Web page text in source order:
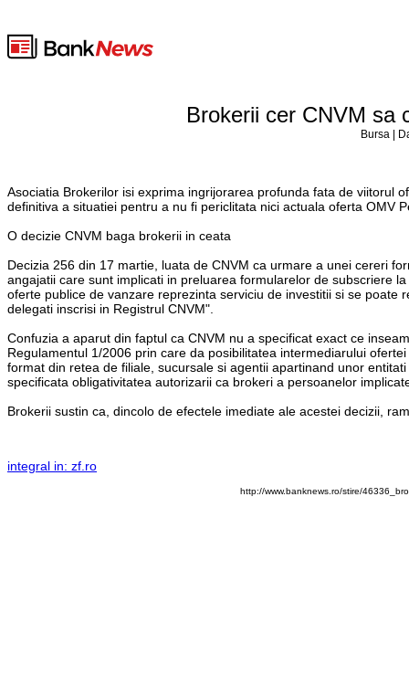
Brokerii cer CNVM sa
Bursa |
Asociatia Brokerilor isi exprima ingrijorarea profunda fata de viitorul
definitiva a situatiei pentru a nu fi periclitata nici actuala oferta OMV
O decizie CNVM baga brokerii in ceata
Decizia 256 din 17 martie, luata de CNVM ca urmare a unei cereri
angajatii care sunt implicati in preluarea formularelor de subscriere
oferte publice de vanzare reprezinta serviciu de investitii si se
delegati inscrisi in Registrul CNVM".
Confuzia a aparut din faptul ca CNVM nu a specificat exact ce
Regulamentul 1/2006 prin care da posibilitatea intermediarului
format din retea de filiale, sucursale si agentii apartinand unor
specificata obligativitatea autorizarii ca brokeri a persoanelor
Brokerii sustin ca, dincolo de efectele imediate ale acestei decizii,
integral in: zf.ro
http://www.banknews.ro/stire/